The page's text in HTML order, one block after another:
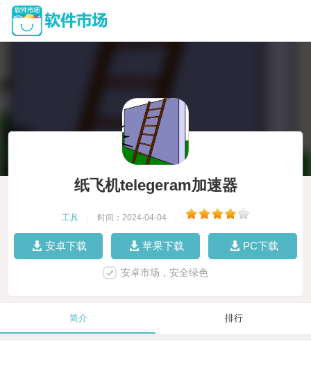
纸飞机telegeram加速器
工具 时间：2024-04-04
安卓下载 苹果下载 PC下载
安卓市场，安全绿色
简介 排行